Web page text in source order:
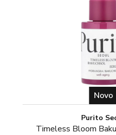
Novo
Purito
Timeless Bloom